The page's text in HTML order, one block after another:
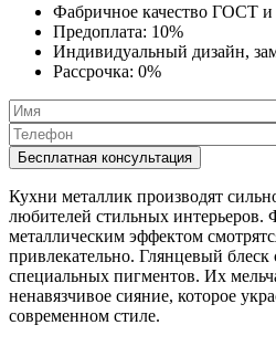
Фабричное качество ГОСТ и
Предоплата: 10%
Индивидуальный дизайн,
Рассрочка: 0%
Кухни металлик производят
любителей стильных интерьеров.
металлическим эффектом
привлекательно. Глянцевый
специальных пигментов. Их
ненавязчивое сияние, которое
современном стиле.